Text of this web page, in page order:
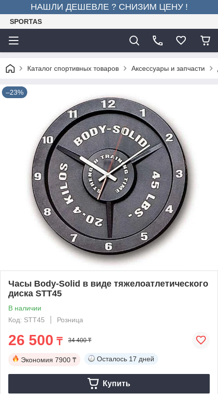
НАШЛИ ДЕШЕВЛЕ ? СНИЗИМ ЦЕНУ !
SPORTAS
Каталог спортивных товаров Аксессуары и запчасти
–23%
Часы Body-Solid в виде тяжелоатлетического
диска STT45
В наличии
Код: STT45
Розница
26 500 ₸ 34 400 ₸
Экономия 7900 ₸ Осталось 17 дней
Купить